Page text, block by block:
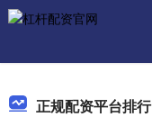
正规配资平台排行